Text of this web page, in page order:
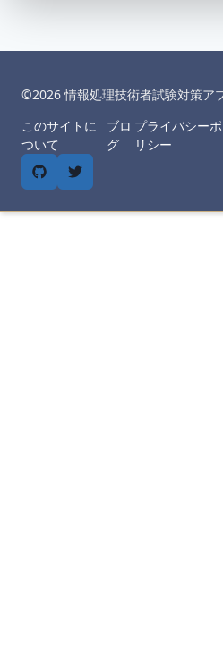
©︎2026情報処理技術者試験対策ア
このサイトに
ついて
ブロ
グ
プライバシーポ
リシー